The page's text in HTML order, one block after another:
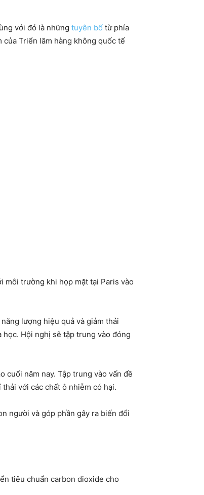
với đó là những tuyên bố từ phía
Triển lãm hàng không quốc tế
môi trường khi họp mặt tại Paris vào
lượng hiệu quả và giảm thải
Hội nghị sẽ tập trung vào đóng
cuối năm nay. Tập trung vào vấn đề
với các chất ô nhiễm có hại.
người và góp phần gây ra biến đổi
tiêu chuẩn carbon dioxide cho